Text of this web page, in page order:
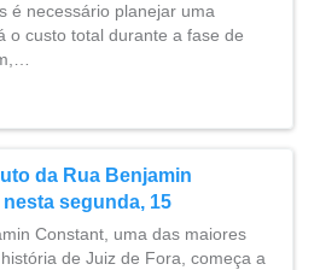
é necessário planejar uma
o custo total durante a fase de
da Rua Benjamin
segunda, 15
Constant, uma das maiores
de Juiz de Fora, começa a